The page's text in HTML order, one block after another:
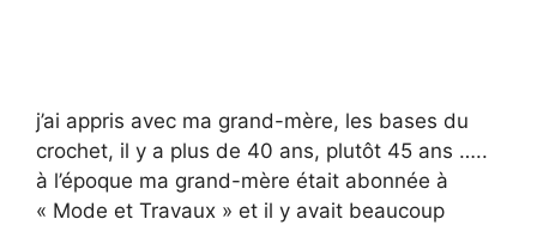
j’ai appris avec ma grand-mère, les bases du
crochet, il y a plus de 40 ans, plutôt 45 ans …..
à l’époque ma grand-mère était abonnée à
« Mode et Travaux » et il y avait beaucoup